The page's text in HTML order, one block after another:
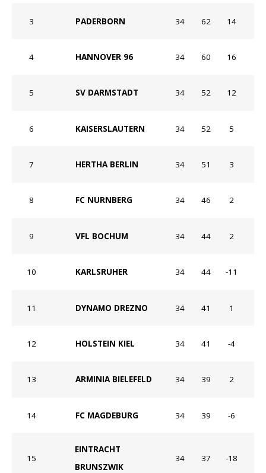
3 PADERBORN 34 62 14
4 HANNOVER 96 34 60 16
5 SV DARMSTADT 34 52 12
6 KAISERSLAUTERN 34 52 5
7 HERTHA BERLIN 34 51 3
8 FC NURNBERG 34 46 2
9 VFL BOCHUM 34 44 2
10 KARLSRUHER 34 44 -11
11 DYNAMO DREZNO 34 41 1
12 HOLSTEIN KIEL 34 41 -4
13 ARMINIA BIELEFELD 34 39 2
14 FC MAGDEBURG 34 39 -6
15
EINTRACHT
BRUNSZWIK
34 37 -18